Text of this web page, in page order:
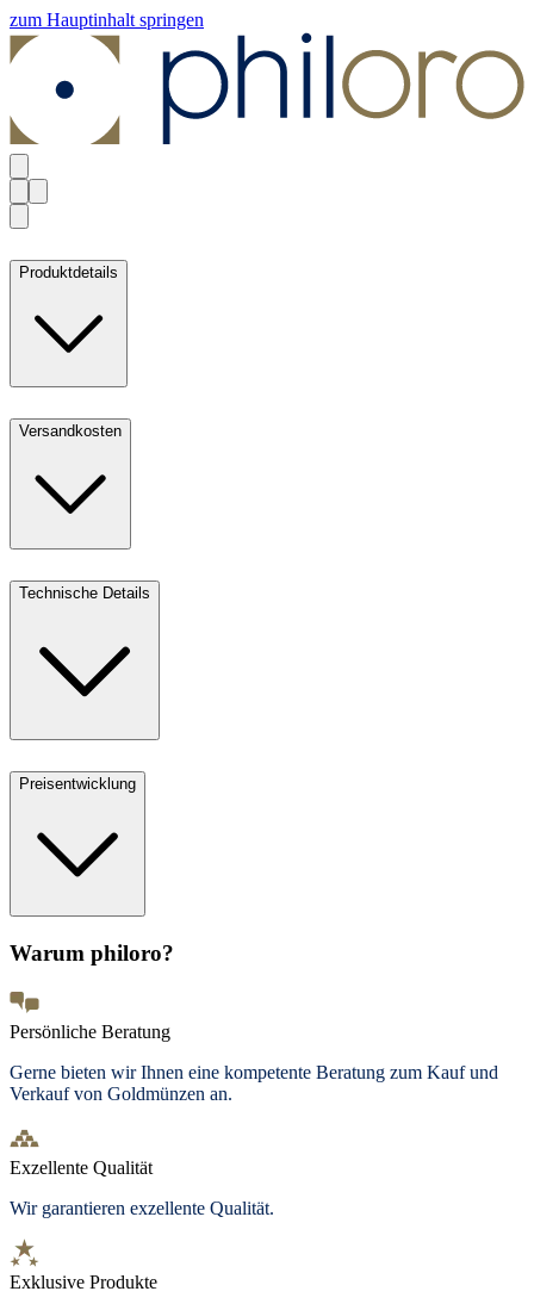
zum Hauptinhalt springen
Produktdetails
Versandkosten
Technische Details
Preisentwicklung
Warum philoro?
Persönliche Beratung
Gerne bieten wir Ihnen eine kompetente Beratung zum Kauf und
Verkauf von Goldmünzen an.
Exzellente Qualität
Wir garantieren exzellente Qualität.
Exklusive Produkte